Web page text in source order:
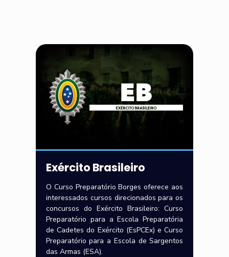
Exército Brasileiro
O Curso Preparatório Borges oferece aos
interessados cursos direcionados para os
concursos do Exército Brasileiro: Curso
Preparatório para a Escola Preparatória
de Cadetes do Exército (EsPCEx) e Curso
Preparatório para a Escola de Sargentos
das Armas (ESA).